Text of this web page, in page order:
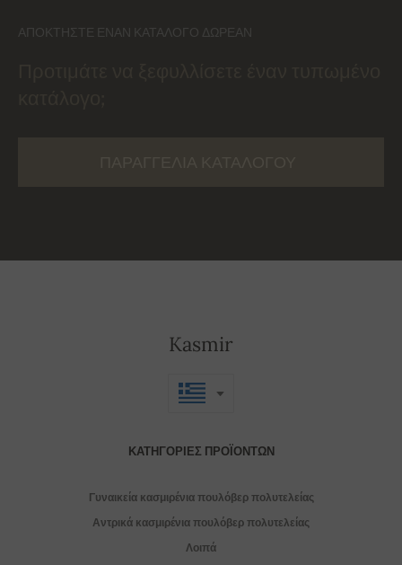
ΑΠΟΚΤΉΣΤΕ ΈΝΑΝ ΚΑΤΆΛΟΓΟ ΔΩΡΕΆΝ
Kasmir
ΚΑΤΗΓΟΡΊΕΣ ΠΡΟΪΌΝΤΩΝ
Γυναικεία κασμιρένια πουλόβερ πολυτελείας
Αντρικά κασμιρένια πουλόβερ πολυτελείας
Λοιπά